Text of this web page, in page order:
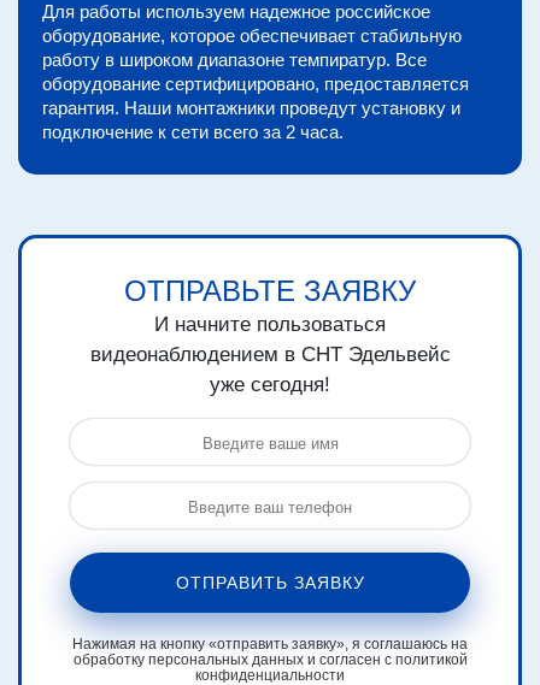
Для работы используем надежное российское
оборудование, которое обеспечивает стабильную
работу в широком диапазоне темпиратур. Все
оборудование сертифицировано, предоставляется
гарантия. Наши монтажники проведут установку и
подключение к сети всего за 2 часа.
ОТПРАВЬТЕ ЗАЯВКУ
И начните пользоваться
видеонаблюдением в СНТ Эдельвейс
уже сегодня!
ОТПРАВИТЬ ЗАЯВКУ
Нажимая на кнопку «отправить заявку», я соглашаюсь на
обработку персональных данных и согласен с политикой
конфиденциальности